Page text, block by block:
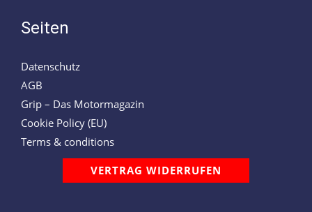
Seiten
Datenschutz
AGB
Grip – Das Motormagazin
Cookie Policy (EU)
Terms & conditions
VERTRAG WIDERRUFEN